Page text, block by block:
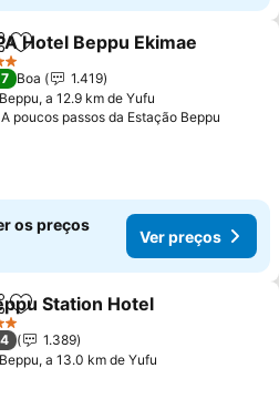
Adicionar aos favoritos
Hotel Beppu Ekimae
Boa
1.419
Beppu, a 12.9 km de Yufu
A poucos passos da Estação Beppu
os preços
Ver preços
Adicionar aos favoritos
Station Hotel
1.389
Beppu, a 13.0 km de Yufu